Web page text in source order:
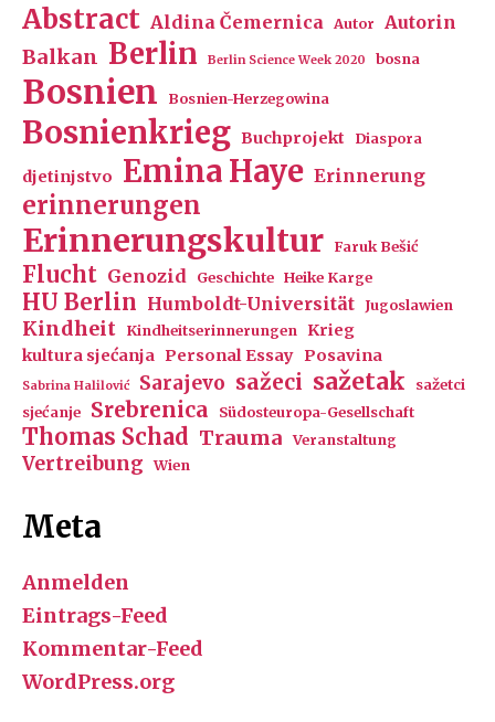
Abstract Aldina Čemernica Autor Autorin
Balkan Berlin Berlin Science Week 2020 bosna
Bosnien Bosnien-Herzegowina
Bosnienkrieg Buchprojekt Diaspora
djetinjstvo Emina Haye Erinnerung
erinnerungen
Erinnerungskultur Faruk Bešić
Flucht Genozid Geschichte Heike Karge
HU Berlin Humboldt-Universität Jugoslawien
Kindheit Kindheitserinnerungen
Krieg
kultura sjećanja
Personal Essay Posavina
Sabrina Halilović Sarajevo sažeci sažetak
sažetci
sjećanje
Srebrenica Südosteuropa-Gesellschaft
Thomas Schad Trauma Veranstaltung
Vertreibung Wien
Meta
Anmelden
Eintrags-Feed
Kommentar-Feed
WordPress.org